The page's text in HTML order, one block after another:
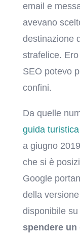
email e
avevano
destinazione
strafelice.
SEO potevo
confini.
Da quelle
guida
a giugno
che si è
Google
della
disponibile
spendere